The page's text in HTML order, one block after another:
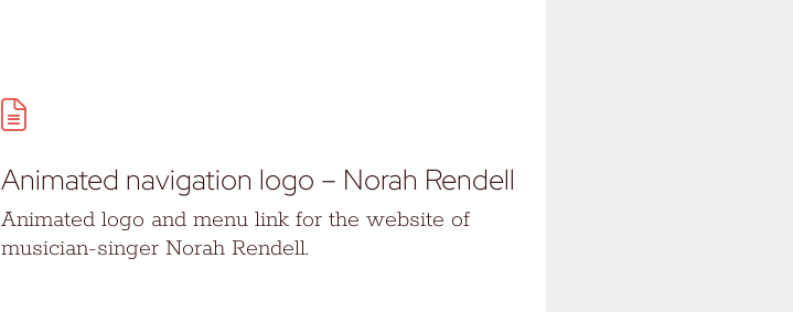
Animated navigation logo – Norah Rendell
Animated logo and menu link for the website of
musician-singer Norah Rendell.